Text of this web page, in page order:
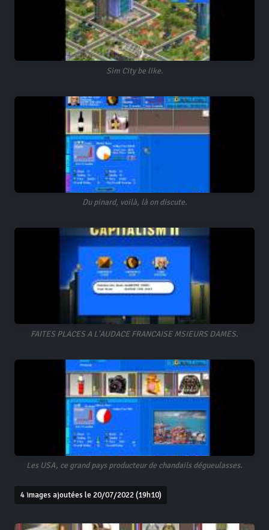
Sim City be like.
Du pinard, voilà, là on discute.
FAITES PLACES A L'AUDACE FRANCAISE MSIEURS DAMES.
Les USA, ce grand pays producteur de chandails dégueulasses.
4 images ajoutées le 20/07/2022 (19h10)